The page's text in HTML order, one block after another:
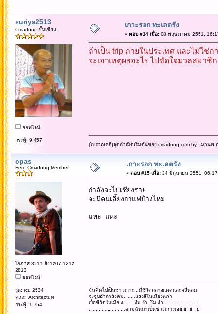
suriya2513
Cmadong ชั้นเซียน
ออฟไลน์
กระทู้: 9,457
เกาะรอก ทะเลตรัง
« ตอบ #14 เมื่อ:08 พฤษภาคม 2551,
ถ้าเป็น trip ภายในประเทศ และไม่ใช่
จะเอาเหตุผลอะไร ไปขัดใจมวลสมา
[โบราณคดี]จุดกำเนิดเริ่มต้นของ cmadong.com by : มานพ
opas
Hero Cmadong Member
โอภาส 3211 สิง1207 1212
2813
ออฟไลน์
รุ่น: rcu 2534
คณะ: Architecture
กระทู้: 1,754
เกาะรอก ทะเลตรัง
« ตอบ #15 เมื่อ:24 มิถุนายน 2551,
กำลังจะไปเชียงราย
จะมีคนเลี้ยงกาแฟบ้างไหม
แหะ แหะ
ฉันคิดไปเป็นชาวเกาะ...มีชีวิตกลางแดดและคลื่นลม
จะจูบอำลาสังคม........แสงสีในเมืองนภา
เบื่อชีวิตในเมือ.ง........งึม งำ งึม งำ........................
.........................ตามฉันมาเป็นชาวเกาะเอย ย ย ย